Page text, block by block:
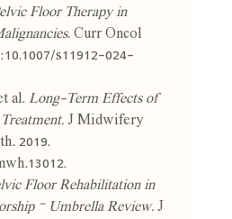
Floor Therapy in
Curr Oncol
s11912-024-
al. Long-Term Effects of
J Midwifery
2019.
Floor Rehabilitation in
– Umbrella Review. J